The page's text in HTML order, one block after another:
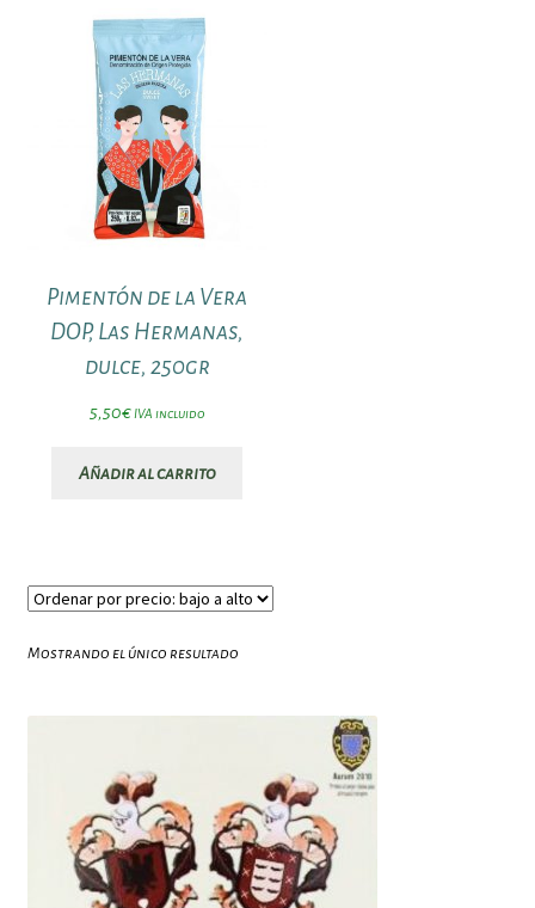
Pimentón de la Vera
DOP, Las Hermanas,
dulce, 250gr
5,50€ IVA incluido
Añadir al carrito
Mostrando el único resultado